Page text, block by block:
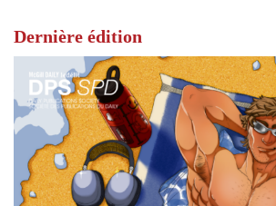
Dernière édition